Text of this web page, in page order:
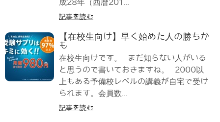
成28年（西暦201...
記事を読む
【在校生向け】早く始めた人の勝ちか
も
在校生向けです。 まだ知らない人がいる
と思うので書いておきますね。 2000以
上もある予備校レベルの講義が自宅で受け
られます。会員数...
記事を読む